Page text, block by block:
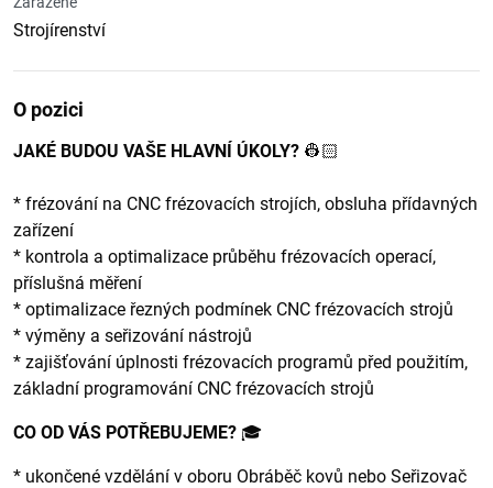
Strojírenství
O pozici
JAKÉ BUDOU VAŠE HLAVNÍ ÚKOLY? 👷🏻
* frézování na CNC frézovacích strojích, obsluha přídavných
zařízení
* kontrola a optimalizace průběhu frézovacích operací,
příslušná měření
* optimalizace řezných podmínek CNC frézovacích strojů
* výměny a seřizování nástrojů
* zajišťování úplnosti frézovacích programů před použitím,
základní programování CNC frézovacích strojů
CO OD VÁS POTŘEBUJEME? 🎓
* ukončené vzdělání v oboru Obráběč kovů nebo Seřizovač